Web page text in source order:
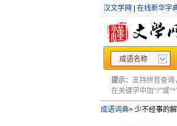
汉文学网 在线新华字
成语名称
提示： 支持拼音查询
在关键字中加“?”或
成语词典>少不经事的